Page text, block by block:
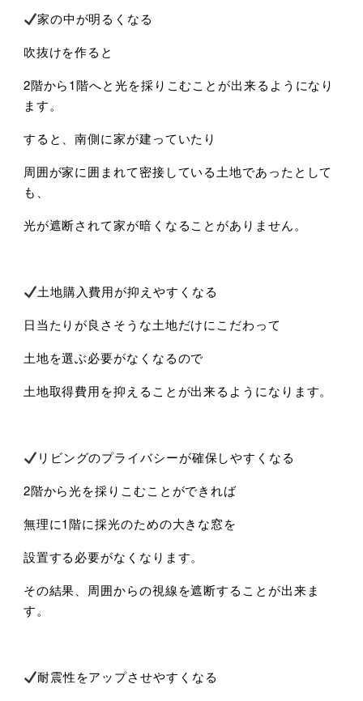
家の中が明るくなる
吹抜けを作ると
2階から1階へと光を採りこむことが出来るようになり
ます。
すると、南側に家が建っていたり
周囲が家に囲まれて密接している土地であったとして
も、
光が遮断されて家が暗くなることがありません。
土地購入費用が抑えやすくなる
日当たりが良さそうな土地だけにこだわって
土地を選ぶ必要がなくなるので
土地取得費用を抑えることが出来るようになります。
リビングのプライバシーが確保しやすくなる
2階から光を採りこむことができれば
無理に1階に採光のための大きな窓を
設置する必要がなくなります。
その結果、周囲からの視線を遮断することが出来ま
す。
耐震性をアップさせやすくなる